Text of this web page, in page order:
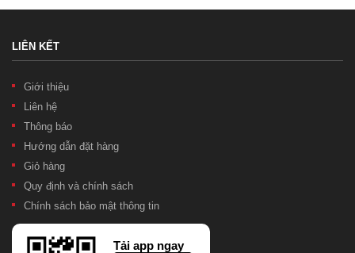
LIÊN KẾT
Giới thiệu
Liên hệ
Thông báo
Hướng dẫn đặt hàng
Giỏ hàng
Quy định và chính sách
Chính sách bảo mật thông tin
Tải app ngay